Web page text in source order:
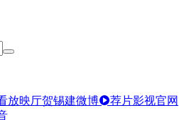
放映厅贺锡建微博
荐片影视官网